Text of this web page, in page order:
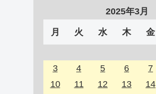
2025年3月
月 火 水 木 金
3
4 5 6 7
10
11 12 13 14